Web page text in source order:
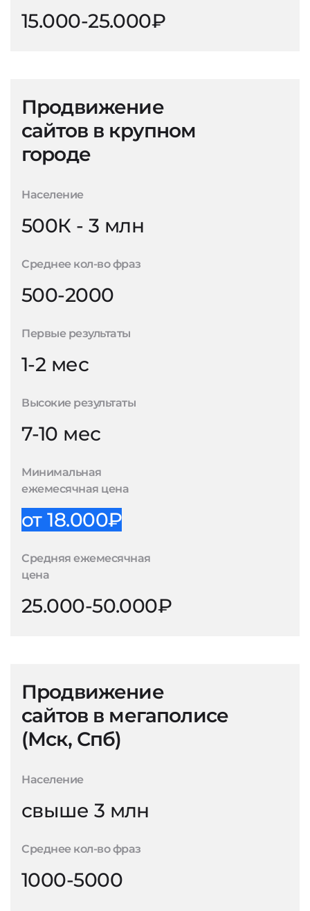
15.000-25.000₽
Продвижение
сайтов в крупном
городе
Население
500К - 3 млн
Среднее кол-во фраз
500-2000
Первые результаты
1-2 мес
Высокие результаты
7-10 мес
Минимальная
ежемесячная цена
от 18.000₽
Средняя ежемесячная
цена
25.000-50.000₽
Продвижение
сайтов в мегаполисе
(Мск, Спб)
Население
свыше 3 млн
Среднее кол-во фраз
1000-5000